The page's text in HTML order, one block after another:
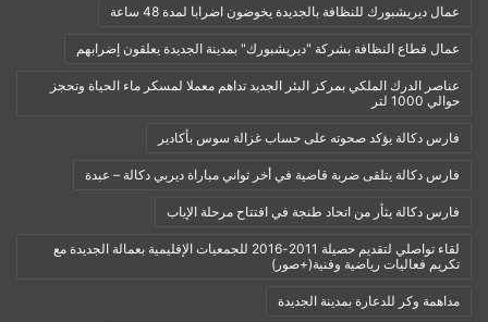
عمال ديريشبورك للنظافة بالجديدة يخوضون اضرابا لمدة 48 ساعة
عمال قطاع النظافة بشركة "ديريشبورك" بمدينة الجديدة يعلقون إضرابهم
عناصر الدرك الملكي بمركز البئر الجديد تداهم معملا لمسكر ماء الحياة وتحجز
حوالي 1000 لتر
فارس دكالة يؤكد صحوته على حساب غزالة سوس بأكادير
فارس دكالة يتلقى ضربة قاضية في أخر ثواني مباراة ديربي دكالة – عبدة
فارس دكالة يثأر من اتحاد طنجة في افتتاح مرحلة الإياب
لقاء تواصلي لتقديم حصيلة 2011-2016 للجمعيات الإقليمية بعمالة الجديدة مع
تكريم فعاليات رياضية وفنية(+صور)
مداهمة وكر للدعارة بمدينة الجديدة